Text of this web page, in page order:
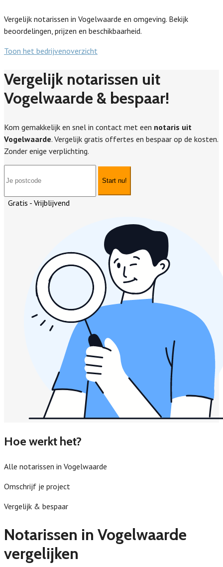
Vergelijk notarissen in Vogelwaarde en omgeving. Bekijk
beoordelingen, prijzen en beschikbaarheid.
Toon het bedrijvenoverzicht
Vergelijk notarissen uit
Vogelwaarde & bespaar!
Kom gemakkelijk en snel in contact met een notaris uit
Vogelwaarde. Vergelijk gratis offertes en bespaar op de kosten.
Zonder enige verplichting.
Start nu!
Gratis - Vrijblijvend
Hoe werkt het?
Alle notarissen in Vogelwaarde
Omschrijf je project
Vergelijk & bespaar
Notarissen in Vogelwaarde
vergelijken